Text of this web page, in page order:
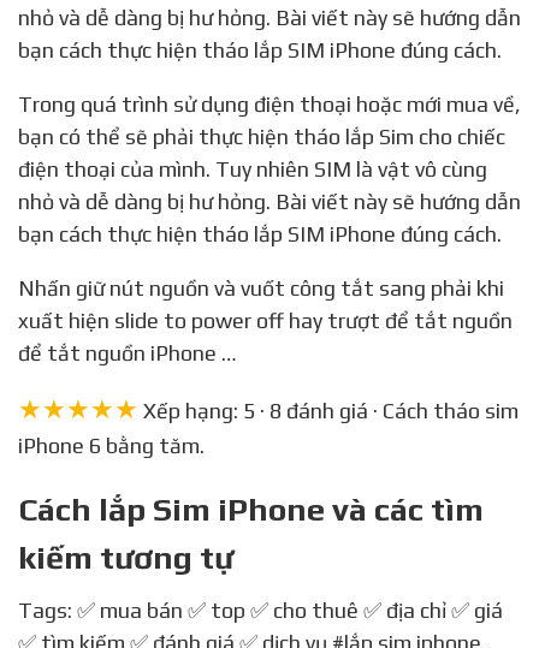
nhỏ và dễ dàng bị hư hỏng. Bài viết này sẽ hướng dẫn
bạn cách thực hiện tháo lắp SIM iPhone đúng cách.
Trong quá trình sử dụng điện thoại hoặc mới mua về,
bạn có thể sẽ phải thực hiện tháo lắp Sim cho chiếc
điện thoại của mình. Tuy nhiên SIM là vật vô cùng
nhỏ và dễ dàng bị hư hỏng. Bài viết này sẽ hướng dẫn
bạn cách thực hiện tháo lắp SIM iPhone đúng cách.
Nhấn giữ nút nguồn và vuốt công tắt sang phải khi
xuất hiện slide to power off hay trượt để tắt nguồn
để tắt nguồn iPhone …
★★★★★ Xếp hạng: 5 · 8 đánh giá · Cách tháo sim
iPhone 6 bằng tăm.
Cách lắp Sim iPhone và các tìm
kiếm tương tự
Tags: ✅ mua bán ✅ top ✅ cho thuê ✅ địa chỉ ✅ giá